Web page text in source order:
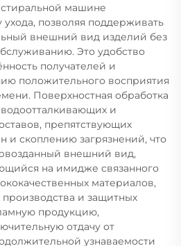
машине
ухода, позволяя поддерживать
внешний вид изделий без
Это удобство
получателей и
положительного восприятия
Поверхностная обработка
и
препятствующих
и скоплению загрязнений, что
внешний вид,
на имидже связанного
материалов,
и защитных
продукцию,
отдачу от
узнаваемости